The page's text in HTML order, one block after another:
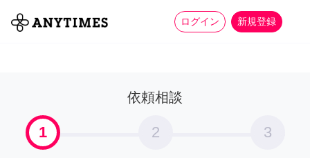
ログイン 新規登録
全て 家事 more_horiz
依頼相談
1 2 3